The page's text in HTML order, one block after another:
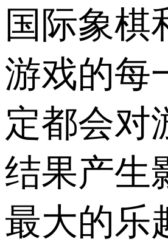
国际象棋
游戏的每
定都会对
结果产生
最大的乐